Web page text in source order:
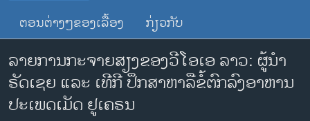
ໄປ
ຊອກ
ຄົ້ນ
ອາເມຣິກາ
ການເລືອກຕັ້ງ ປະທານາທີບໍດີ ສະຫະລັດ 2024
ຂ່າວ​ຈີນ
ໂລກ
ເອເຊຍ
ຈອງພັອດແຄັສ
YouTube
ຕອນຕ່າງໆຂອງເລື້ອງ ກ່ຽວກັບ
ລາຍການກະຈາຍສຽງຂອງວີໂອເອ ລາວ: ຜູ້​ນຳ
ຣັດ​ເຊຍ ແລະ ເທີ​ກີ ປຶກ​ສາ​ຫາ​ລື​ຂໍ້​ຕົກ​ລົງ​ອາ​ຫານ​
ປະ​ເພດ​ເມັດ ຢູ​ເຄ​ຣນ